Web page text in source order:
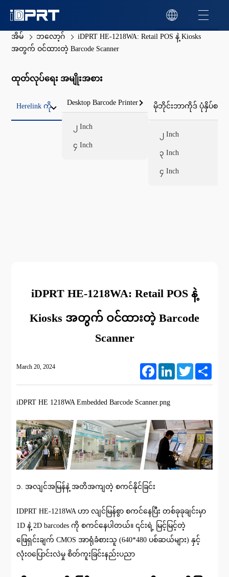
အိမ် ဘလော့ဂ်
iDPRT HE-1218WA: Retail POS နဲ့ Kiosks
အတွက် ဝင်ထားတဲ့ Barcode Scanner
ထုတ်လုပ်ရေး အမျိုးအစား
Herelink ကို Desktop Barcode Printer
၂ Inch
၄ Inch
မိုဘိုင်းဘာကိုဒ် ပုံနှိပ်စက်
၂ Inch
၃ Inch
၄ Inch
iDPRT HE-1218WA: Retail POS နဲ့
Kiosks အတွက် ဝင်ထားတဲ့ Barcode
Scanner
March 20, 2024 FacebookLinkedIn Twitter
iDPRT HE 1218WA Embedded Barcode Scanner.png
၁. အလျင်အမြန်နဲ့ အတိအကျတဲ့ စကင်နိုင်ခြင်း
IDPRT HE-1218WA ဟာ လျင်မြန်စွာ စကင်နေပြီး တစ်ခုခုချင်းမှာ
1D နဲ့ 2D barcodes ကို စကင်နေပါတယ်။ ၎င်းရဲ့ မြင့်မြင့်တဲ့
ဖြေရှင်းချက် CMOS အာရုံခံစားသူ (640*480 ပစ်ဆယ်များ) နှင့်
လုံးဝပြောင်းလဲမှု စိတ်ကူးခြင်းနည်းပညာ